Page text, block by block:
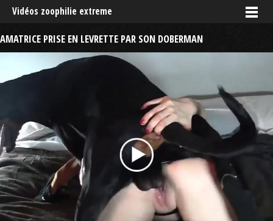
Vidéos zoophilie extreme
AMATRICE PRISE EN LEVRETTE PAR SON DOBERMAN